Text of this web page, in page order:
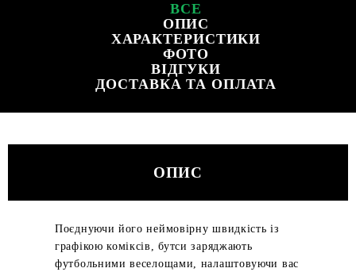
ВСЕ
ОПИС
ХАРАКТЕРИСТИКИ
ФОТО
ВІДГУКИ
ДОСТАВКА ТА ОПЛАТА
ОПИС
Поєднуючи його неймовірну швидкість із
графікою коміксів, бутси заряджають
футбольними веселощами, налаштовуючи вас